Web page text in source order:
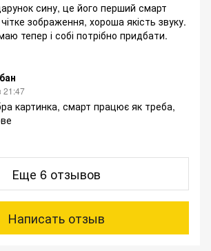
сину, це його перший смарт
зображення, хороша якість звуку.
тепер і собі потрібно придбати.
21:47
картинка, смарт працює як треба,
Еще 6 отзывов
Написать отзыв